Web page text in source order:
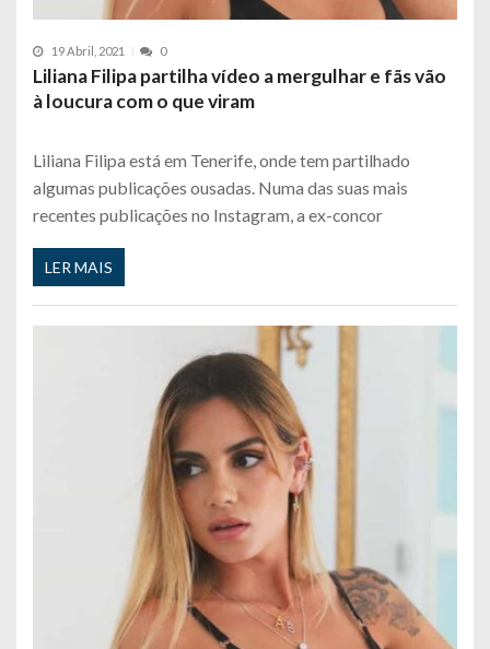
19 Abril, 2021 0
Liliana Filipa partilha vídeo a mergulhar e fãs vão
à loucura com o que viram
Liliana Filipa está em Tenerife, onde tem partilhado
algumas publicações ousadas. Numa das suas mais
recentes publicações no Instagram, a ex-concor
LER MAIS